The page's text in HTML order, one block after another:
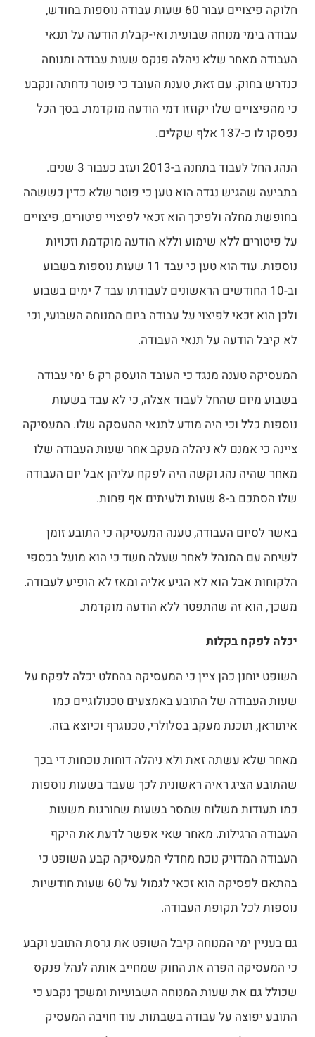
חלוקה פיצויים עבור 60 שעות עבודה נוספות בחודש,
עבודה בימי מנוחה שבועית ואי-קבלת הודעה על תנאי
העבודה מאחר שלא ניהלה פנקס שעות עבודה ומנוחה
כנדרש בחוק. עם זאת, טענת העובד כי פוטר נדחתה ונקבע
כי מהפיצויים שלו יקוזזו דמי הודעה מוקדמת. בסך הכל
נפסקו לו כ-137 אלף שקלים.
הנהג החל לעבוד בתחנה ב-2013 ועזב כעבור 3 שנים.
בתביעה שהגיש נגדה הוא טען כי פוטר שלא כדין כששהה
בחופשת מחלה ולפיכך הוא זכאי לפיצויי פיטורים, פיצויים
על פיטורים ללא שימוע וללא הודעה מוקדמת וזכויות
נוספות. עוד הוא טען כי עבד 11 שעות נוספות בשבוע
וב-10 החודשים הראשונים לעבודתו עבד 7 ימים בשבוע
ולכן הוא זכאי לפיצוי על עבודה ביום המנוחה השבועי, וכי
לא קיבל הודעה על תנאי העבודה.
המעסיקה טענה מנגד כי העובד הועסק רק 6 ימי עבודה
בשבוע מיום שהחל לעבוד אצלה, כי לא עבד בשעות
נוספות כלל וכי היה מודע לתנאי ההעסקה שלו. המעסיקה
ציינה כי אמנם לא ניהלה מעקב אחר שעות העבודה שלו
מאחר שהיה נהג וקשה היה לפקח עליהן אבל יום העבודה
שלו הסתכם ב-8 שעות ולעיתים אף פחות.
באשר לסיום העבודה, טענה המעסיקה כי התובע זומן
לשיחה עם המנהל לאחר שעלה חשד כי הוא מועל בכספי
הלקוחות אבל הוא לא הגיע אליה ומאז לא הופיע לעבודה.
משכך, הוא זה שהתפטר ללא הודעה מוקדמת.
יכלה לפקח בקלות
השופט יוחנן כהן ציין כי המעסיקה בהחלט יכלה לפקח על
שעות העבודה של התובע באמצעים טכנולוגיים כמו
איתוראן, תוכנת מעקב בסלולרי, טכנוגרף וכיוצא בזה.
מאחר שלא עשתה זאת ולא ניהלה דוחות נוכחות די בכך
שהתובע הציג ראיה ראשונית לכך שעבד בשעות נוספות
כמו תעודות משלוח שמסר בשעות שחורגות משעות
העבודה הרגילות. מאחר שאי אפשר לדעת את היקף
העבודה המדויק נוכח מחדלי המעסיקה קבע השופט כי
בהתאם לפסיקה הוא זכאי לגמול על 60 שעות חודשיות
נוספות לכל תקופת העבודה.
גם בעניין ימי המנוחה קיבל השופט את גרסת התובע וקבע
כי המעסיקה הפרה את החוק שמחייב אותה לנהל פנקס
שכולל גם את שעות המנוחה השבועיות ומשכך נקבע כי
התובע יפוצה על עבודה בשבתות. עוד חויבה המעסיק